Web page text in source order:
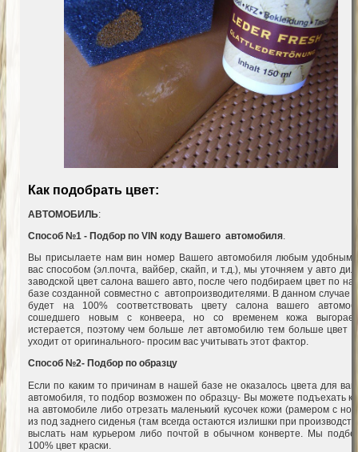
Как подобрать цвет:
АВТОМОБИЛЬ:
Способ №1 - Подбор по VIN коду Вашего автомобиля.
Вы присылаете нам вин номер Вашего автомобиля любым удобным
вас способом (эл.почта, вайбер, скайп, и т.д.), мы уточняем у авто
заводской цвет салона вашего авто, после чего подбираем цвет по
базе созданной совместно с автопроизводителями. В данном случае
будет на 100% соответствовать цвету салона вашего
сошедшего новым с конвеера, но со временем кожа
истерается, поэтому чем больше лет автомобилю тем больше цвет
уходит от оригинального- просим вас учитывать этот фактор.
Способ №2- Подбор по образцу
Если по каким то причинам в нашей базе не оказалось цвета для
автомобиля, то подбор возможен по образцу- Вы можете подъехать к
на автомобиле либо отрезать маленький кусочек кожи (рамером с
из под заднего сиденья (там всегда остаются излишки при
выслать нам курьером либо почтой в обычном конверте. Мы
100% цвет краски.